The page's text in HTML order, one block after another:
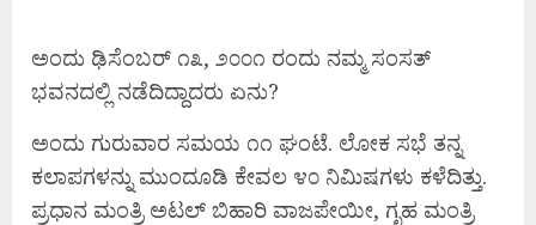
ಅಂದು ಢಿಸೆಂಬರ್ ೧೩, ೨೦೦೧ ರಂದು ನಮ್ಮ ಸಂಸತ್
ಭವನದಲ್ಲಿ ನಡೆದಿದ್ದಾದರು ಏನು?
ಅಂದು ಗುರುವಾರ ಸಮಯ ೧೧ ಘಂಟೆ. ಲೋಕ ಸಭೆ ತನ್ನ
ಕಲಾಪಗಳನ್ನು ಮುಂದೂಡಿ ಕೇವಲ ೪೦ ನಿಮಿಷಗಳು ಕಳೆದಿತ್ತು.
ಪ್ರಧಾನ ಮಂತ್ರಿ ಅಟಲ್ ಬಿಹಾರಿ ವಾಜಪೇಯೀ, ಗೃಹ ಮಂತ್ರಿ